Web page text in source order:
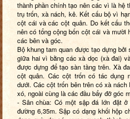
thành phần chính tạo nên các vì là hệ
trụ trốn, xà nách, kẻ. Kết cấu bộ vì
cột cái và các cột quân. Do kết cấu
nên có tổng cộng bốn cột cái và mười
các bên và góc.
Bộ khung tam quan được tạo dựng
giữa hai vì bằng các xà dọc (xà đai)
được dựng để tạo sàn tầng trên. Xà
cột quân. Các cột trốn có tác dụng
dưới. Các cột trốn bên trên có xà
xó, ngoài cùng là các đầu bẩy đỡ góc
- Sân chùa: Có một sập đá lớn đặt
đường 6,35m. Sập có dạng khối hộp